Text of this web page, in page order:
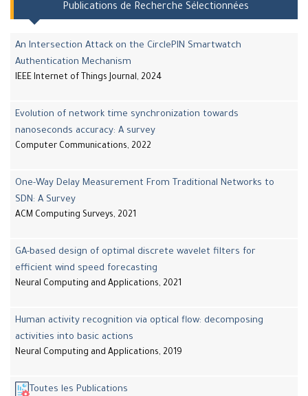
Publications de Recherche Sélectionnées
An Intersection Attack on the CirclePIN Smartwatch
Authentication Mechanism
IEEE Internet of Things Journal, 2024
Evolution of network time synchronization towards
nanoseconds accuracy: A survey
Computer Communications, 2022
One-Way Delay Measurement From Traditional Networks to
SDN: A Survey
ACM Computing Surveys, 2021
GA-based design of optimal discrete wavelet filters for
efficient wind speed forecasting
Neural Computing and Applications, 2021
Human activity recognition via optical flow: decomposing
activities into basic actions
Neural Computing and Applications, 2019
Toutes les Publications